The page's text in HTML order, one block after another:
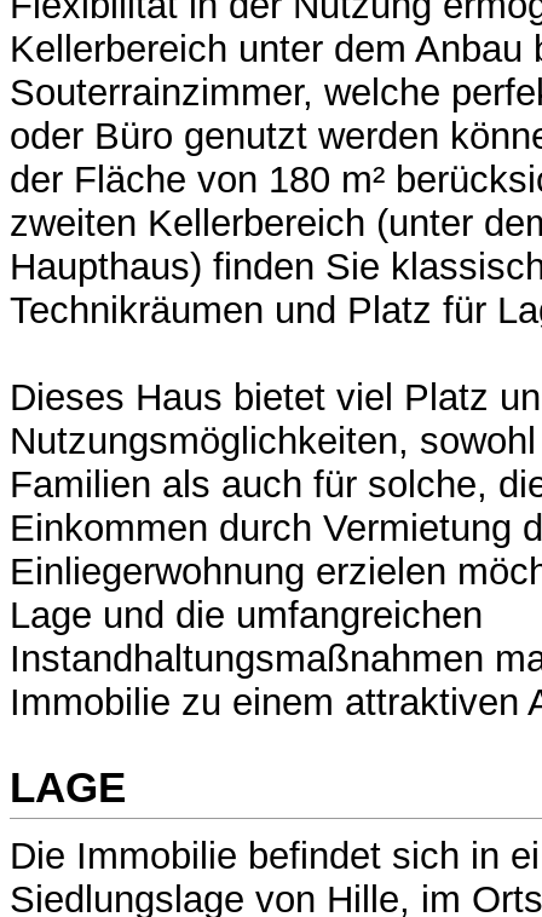
Kellerbereich unter dem Anbau
Souterrainzimmer, welche
oder Büro genutzt werden
der Fläche von 180 m²
zweiten Kellerbereich (unter
Haupthaus) finden Sie
Technikräumen und Platz für
Dieses Haus bietet viel Platz
Nutzungsmöglichkeiten,
Familien als auch für solche,
Einkommen durch Vermietung
Einliegerwohnung erzielen
Lage und die umfangreichen
Instandhaltungsmaßnahmen
Immobilie zu einem attraktiven
LAGE
Die Immobilie befindet sich in
Siedlungslage von Hille, im